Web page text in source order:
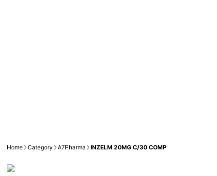
Home Category A7Pharma INZELM 20MG C/30 COMP